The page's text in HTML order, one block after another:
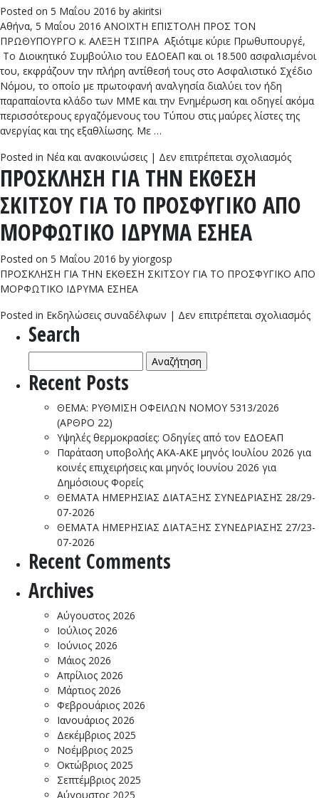
Posted on 5 Μαΐου 2016 by akiritsi
Αθήνα, 5 Μαΐου 2016 ΑΝΟΙΧΤΗ ΕΠΙΣΤΟΛΗ ΠΡΟΣ ΤΟΝ
ΠΡΩΘΥΠΟΥΡΓΟ κ. ΑΛΕΞΗ ΤΣΙΠΡΑ Αξιότιμε κύριε Πρωθυπουργέ,
Το Διοικητικό Συμβούλιο του ΕΔΟΕΑΠ και οι 18.500 ασφαλισμένοι
του, εκφράζουν την πλήρη αντίθεσή τους στο Ασφαλιστικό Σχέδιο
Νόμου, το οποίο με πρωτοφανή αναλγησία διαλύει τον ήδη
παραπαίοντα κλάδο των ΜΜΕ και την Ενημέρωση και οδηγεί ακόμα
περισσότερους εργαζόμενους του Τύπου στις μαύρες λίστες της
ανεργίας και της εξαθλίωσης. Με …
Posted in Νέα και ανακοινώσεις | Δεν επιτρέπεται σχολιασμόςστο
ΠΡΟΣ
ΤΟΝ
ΠΡΟΣΚΛΗΣΗ ΓΙΑ ΤΗΝ ΕΚΘΕΣΗ
ΣΚΙΤΣΟΥ ΓΙΑ ΤΟ ΠΡΟΣΦΥΓΙΚΟ ΑΠΟ
ΜΟΡΦΩΤΙΚΟ ΙΔΡΥΜΑ ΕΣΗΕΑ
Posted on 5 Μαΐου 2016 by yiorgosp
ΠΡΟΣΚΛΗΣΗ ΓΙΑ ΤΗΝ ΕΚΘΕΣΗ ΣΚΙΤΣΟΥ ΓΙΑ ΤΟ ΠΡΟΣΦΥΓΙΚΟ ΑΠΟ
ΜΟΡΦΩΤΙΚΟ ΙΔΡΥΜΑ ΕΣΗΕΑ
Posted in Εκδηλώσεις συναδέλφων | Δεν επιτρέπεται σχολιασμός
Search
για:
Recent Posts
ΘΕΜΑ: ΡΥΘΜΙΣΗ ΟΦΕΙΛΩΝ ΝΟΜΟΥ 5313/2026
(ΑΡΘΡΟ 22)
Υψηλές θερμοκρασίες: Οδηγίες από τον ΕΔΟΕΑΠ
Παράταση υποβολής ΑΚΑ-ΑΚΕ μηνός Ιουλίου 2026 για
κοινές επιχειρήσεις και μηνός Ιουνίου 2026 για
Δημόσιους Φορείς
ΘΕΜΑΤΑ ΗΜΕΡΗΣΙΑΣ ΔΙΑΤΑΞΗΣ ΣΥΝΕΔΡΙΑΣΗΣ 28/29-
07-2026
ΘΕΜΑΤΑ ΗΜΕΡΗΣΙΑΣ ΔΙΑΤΑΞΗΣ ΣΥΝΕΔΡΙΑΣΗΣ 27/23-
07-2026
Recent Comments
Archives
Αύγουστος 2026
Ιούλιος 2026
Ιούνιος 2026
Μάιος 2026
Απρίλιος 2026
Μάρτιος 2026
Φεβρουάριος 2026
Ιανουάριος 2026
Δεκέμβριος 2025
Νοέμβριος 2025
Οκτώβριος 2025
Σεπτέμβριος 2025
Αύγουστος 2025